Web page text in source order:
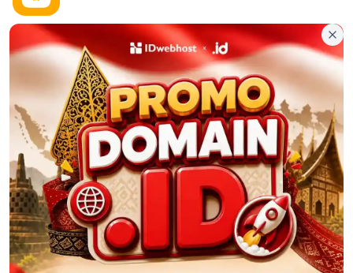
Berpengalaman
Berpengalaman sejak 2004 dan telah dipercaya lebih dari
200ribu pelanggan
Support 24/7
Kami siap memberikan solusi cepat dan tepat sepenuh hati,
kapan saja